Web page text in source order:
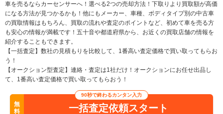
車を売るならカーセンサーへ！選べる2つの売却方法！下取りより買取額が高価
になる方法が見つかるかも！他にもメーカー、車種、ボディタイプ別の中古車
の買取情報はもちろん、買取の流れや査定のポイントなど、初めて車を売る方
も安心の情報が満載です！五十音や都道府県から、お近くの買取店舗の情報を
紹介することもできます。
【一括査定】数社の見積もりを比較して、1番高い査定価格で買い取ってもらお
う！
【オークション型査定】連絡・査定は1社だけ！オークションにお任せ出品し
て、1番高い査定価格で買い取ってもらおう！
無
料
90秒で終わるカンタン入力
一括査定依頼スタート